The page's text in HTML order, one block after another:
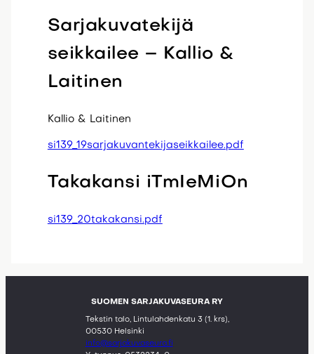
Sarjakuvatekijä
seikkailee – Kallio &
Laitinen
Kallio & Laitinen
si139_19sarjakuvantekijaseikkailee.pdf
Takakansi iTmIeMiOn
si139_20takakansi.pdf
SUOMEN SARJAKUVASEURA RY
Tekstin talo, Lintulahdenkatu 3 (1. krs),
00530 Helsinki
info@sarjakuvaseura.fi